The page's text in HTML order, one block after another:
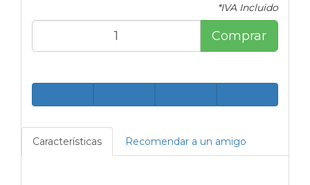
*IVA Incluido
Comprar
Características Recomendar a un amigo